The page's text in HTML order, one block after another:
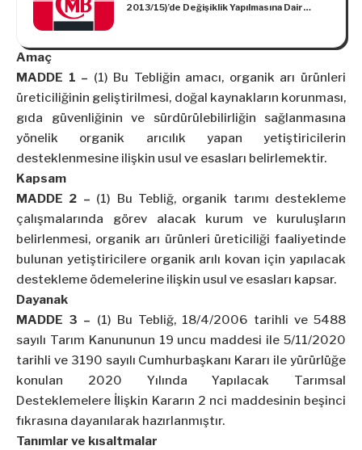
2013/15)’de Değişiklik Yapılmasına Dair
Amaç
MADDE 1 – (1) Bu Tebliğin amacı, organik arı ürünleri
üreticiliğinin geliştirilmesi, doğal kaynakların korunması,
gıda güvenliğinin ve sürdürülebilirliğin sağlanmasına
yönelik organik arıcılık yapan yetiştiricilerin
desteklenmesine ilişkin usul ve esasları belirlemektir.
Kapsam
MADDE 2 – (1) Bu Tebliğ, organik tarımı destekleme
çalışmalarında görev alacak kurum ve kuruluşların
belirlenmesi, organik arı ürünleri üreticiliği faaliyetinde
bulunan yetiştiricilere organik arılı kovan için yapılacak
destekleme ödemelerine ilişkin usul ve esasları kapsar.
Dayanak
MADDE 3 – (1) Bu Tebliğ, 18/4/2006 tarihli ve 5488
sayılı Tarım Kanununun 19 uncu maddesi ile 5/11/2020
tarihli ve 3190 sayılı Cumhurbaşkanı Kararı ile yürürlüğe
konulan 2020 Yılında Yapılacak Tarımsal
Desteklemelere İlişkin Kararın 2 nci maddesinin beşinci
fıkrasına dayanılarak hazırlanmıştır.
Tanımlar ve kısaltmalar